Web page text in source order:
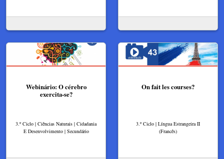
Webinário: O cérebro
exercita-se?
3.º Ciclo | Ciências Naturais | Cidadania
E Desenvolvimento | Secundário
On fait les courses?
3.º Ciclo | Língua Estrangeira II
(Francês)